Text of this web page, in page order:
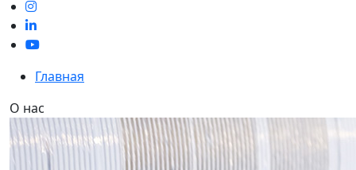
Главная
О нас